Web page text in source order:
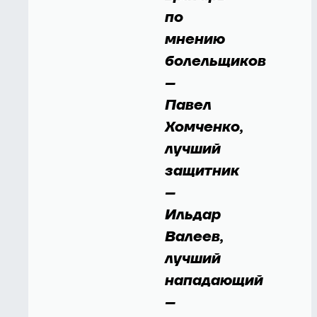
по
мнению
болельщиков
–
Павел
Хомченко,
лучший
защитник
–
Ильдар
Валеев,
лучший
нападающий
–